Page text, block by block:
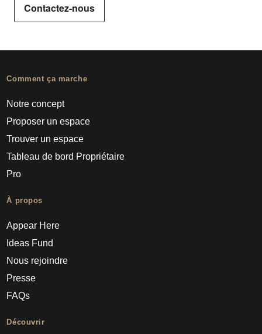
Contactez-nous
Comment ça marche
Notre concept
Proposer un espace
Trouver un espace
Tableau de bord Propriétaire
Pro
À propos
Appear Here
Ideas Fund
Nous rejoindre
Presse
FAQs
Découvrir